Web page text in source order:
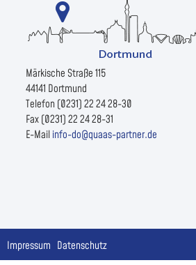
Märkische Straße 115
44141 Dortmund
Telefon (0231) 22 24 28-30
Fax (0231) 22 24 28-31
E-Mailinfo-do@quaas-partner.de
Impressum Datenschutz